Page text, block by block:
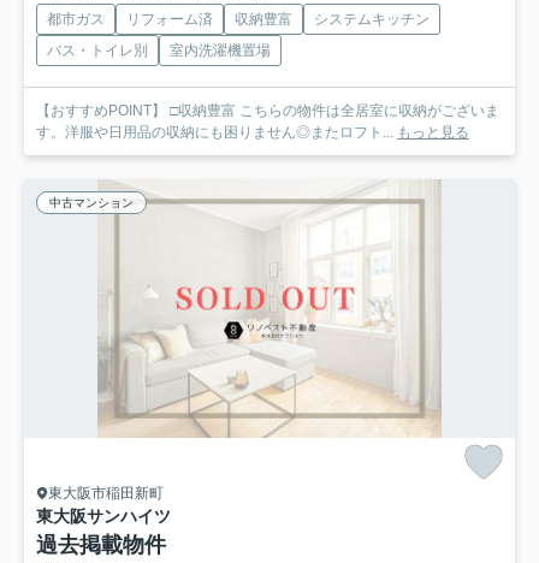
都市ガス リフォーム済 収納豊富
システムキッチン
バス・トイレ別
室内洗濯機置場
【おすすめPOINT】 □収納豊富 こちらの物件は全居室に収納がございま
す。洋服や日用品の収納にも困りません◎またロフト... もっと見る
中古マンション
東大阪市稲田新町
東大阪サンハイツ
過去掲載物件